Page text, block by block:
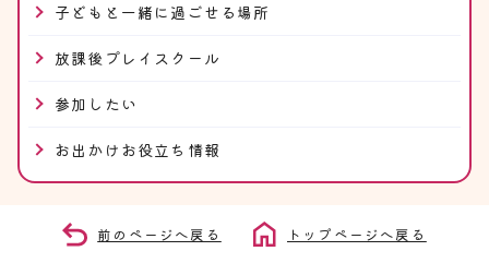
子どもと一緒に過ごせる場所
放課後プレイスクール
参加したい
お出かけお役立ち情報
前のページへ戻る トップページへ戻る